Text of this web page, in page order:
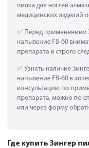
пилка для ногтей
медицинских изделий
Перед применением
напыление FB-60
препарата и строго
Узнать наличие
напыление FB-60 в
консультацию по
препарата, можно по
или через форму
Где купить Зингер